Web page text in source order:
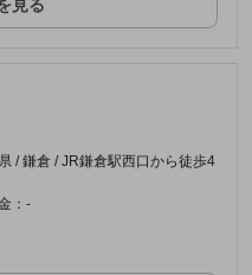
見る
/ 鎌倉 / JR鎌倉駅西口から徒歩4
：-